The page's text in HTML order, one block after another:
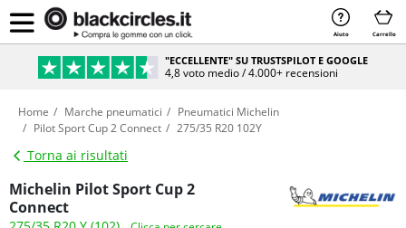
Aiuto Carrello
"ECCELLENTE" SU TRUSTSPILOT E GOOGLE
4,8 voto medio / 4.000+ recensioni
Home Marche pneumatici
Pneumatici Michelin
Pilot Sport Cup 2 Connect
275/35 R20 102Y
Torna ai risultati
Michelin Pilot Sport Cup 2
Connect